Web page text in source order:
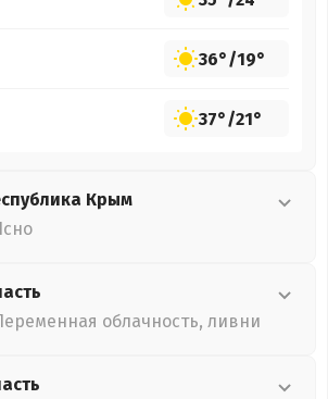
36°/19°
37°/21°
Крым
облачность, ливни